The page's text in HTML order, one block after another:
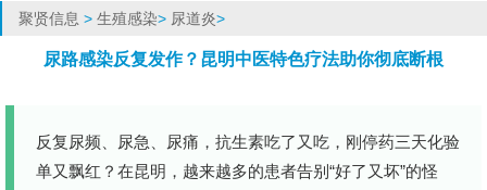
聚贤信息 > 生殖感染> 尿道炎>
尿路感染反复发作？昆明中医特色疗法助你彻底断根
反复尿频、尿急、尿痛，抗生素吃了又吃，刚停药三天化验
单又飘红？在昆明，越来越多的患者告别“好了又坏”的怪